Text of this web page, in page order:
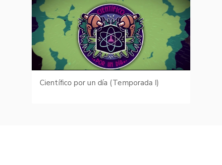
Científico por un día (Temporada I)